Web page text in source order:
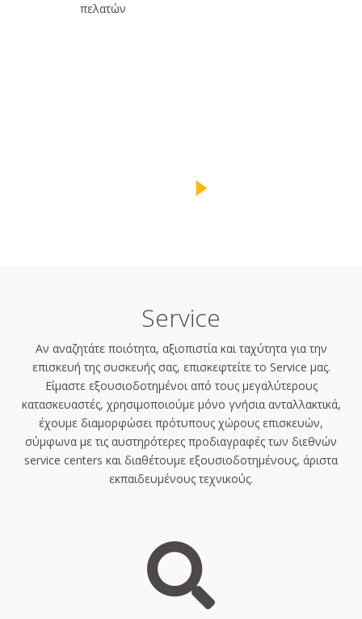
πελατών
Service
Αν αναζητάτε ποιότητα, αξιοπιστία και ταχύτητα για την
επισκευή της συσκευής σας, επισκεφτείτε το Service μας.
Είμαστε εξουσιοδοτημένοι από τους μεγαλύτερους
κατασκευαστές, χρησιμοποιούμε μόνο γνήσια ανταλλακτικά,
έχουμε διαμορφώσει πρότυπους χώρους επισκευών,
σύμφωνα με τις αυστηρότερες προδιαγραφές των διεθνών
service centers και διαθέτουμε εξουσιοδοτημένους, άριστα
εκπαιδευμένους τεχνικούς.